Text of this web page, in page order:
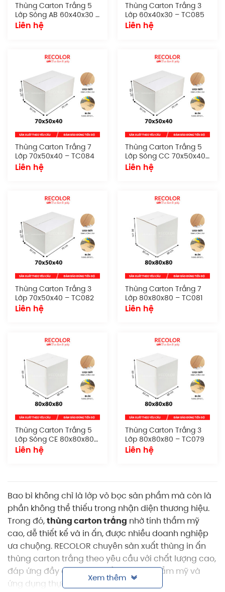
Thùng Carton Trắng 5
Lớp Sóng AB 60x40x30 –
TC086
Liên hệ
Thùng Carton Trắng 3
Lớp 60x40x30 – TC085
Liên hệ
Thùng Carton Trắng 7
Lớp 70x50x40 – TC084
Liên hệ
Thùng Carton Trắng 5
Lớp Sóng CC 70x50x40
– TC083
Liên hệ
Thùng Carton Trắng 3
Lớp 70x50x40 – TC082
Liên hệ
Thùng Carton Trắng 7
Lớp 80x80x80 – TC081
Liên hệ
Thùng Carton Trắng 5
Lớp Sóng CE 80x80x80
– TC080
Liên hệ
Thùng Carton Trắng 3
Lớp 80x80x80 – TC079
Liên hệ
Bao bì không chỉ là lớp vỏ bọc sản phẩm mà còn là
phần không thể thiếu trong nhận diện thương hiệu.
Trong đó,thùng carton trắng nhờ tính thẩm mỹ
cao, dễ thiết kế và in ấn, được nhiều doanh nghiệp
ưa chuộng. RECOLOR chuyên sản xuất thùng in ấn
thùng carton trắng theo yêu cầu với chất lượng cao,
đáp ứng đầy đủ tiêu chí về kỹ thuật, thẩm mỹ và
ứng dụng thực tế.
Xem thêm